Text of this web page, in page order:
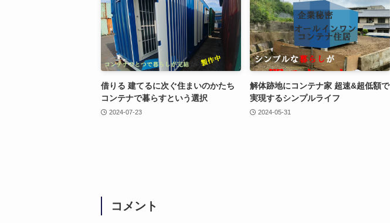
借りる 建てるに次ぐ住まいのかたち
コンテナで暮らすという選択
2024-07-23
解体跡地にコンテナ家 超速&超低額で
実現するシンプルライフ
2024-05-31
コメント